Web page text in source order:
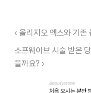
‹ 올리지오 엑스와 기
소프웨이브 시술 받은
을까요? ›